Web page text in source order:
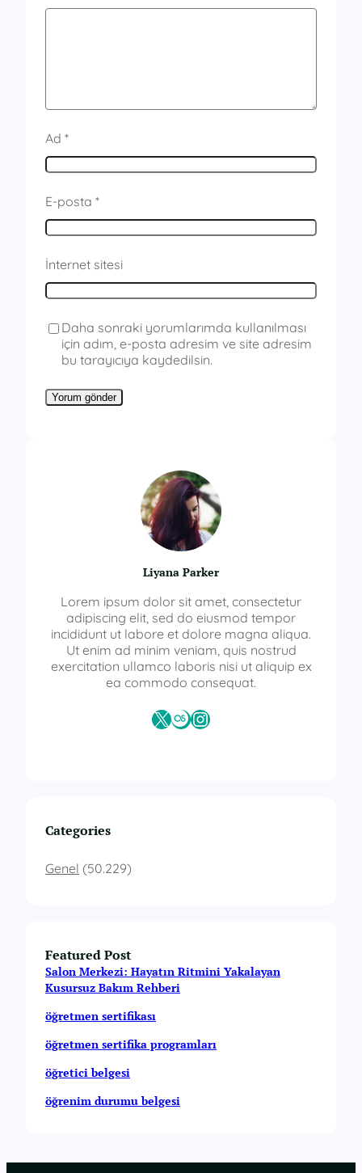
Ad *
E-posta *
İnternet sitesi
Daha sonraki yorumlarımda kullanılması
için adım, e-posta adresim ve site adresim
bu tarayıcıya kaydedilsin.
Liyana Parker
Lorem ipsum dolor sit amet, consectetur
adipiscing elit, sed do eiusmod tempor
incididunt ut labore et dolore magna aliqua.
Ut enim ad minim veniam, quis nostrud
exercitation ullamco laboris nisi ut aliquip ex
ea commodo consequat.
X Last.fmInstagram
Categories
Genel (50.229)
Featured Post
Salon Merkezi: Hayatın Ritmini Yakalayan
Kusursuz Bakım Rehberi
öğretmen sertifikası
öğretmen sertifika programları
öğretici belgesi
öğrenim durumu belgesi